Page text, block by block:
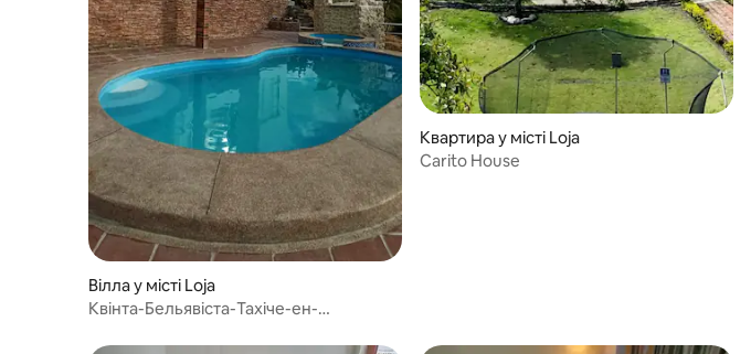
Вілла у місті Loja
Квінта-Бельявіста-Тахіче-ен-
Квартира у місті Loja
Carito House